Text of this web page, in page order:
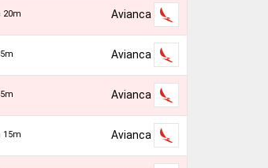
20m Avianca
Avianca
Avianca
15m Avianca